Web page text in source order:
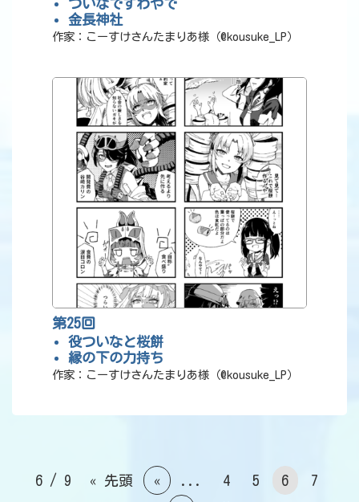
ついなですわやで
金長神社
作家：こーすけさんたまりあ様（@kousuke_LP）
第25回
役ついなと桜餅
縁の下の力持ち
作家：こーすけさんたまりあ様（@kousuke_LP）
6 / 9 « 先頭 « ... 4 5 6
7